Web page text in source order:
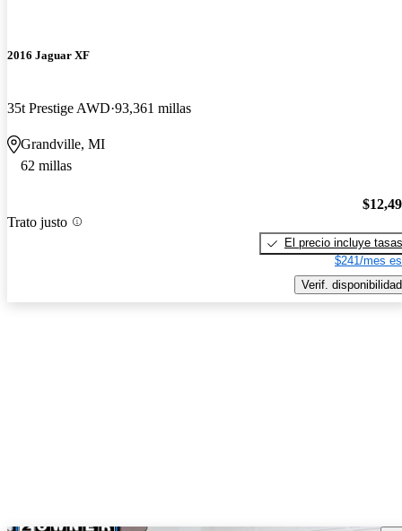
2016 Jaguar XF
35t Prestige AWD 93,361 millas
Grandville, MI
62 millas
Trato justo
El precio incluye tasas
$241/mes
Verif. disponibilidad